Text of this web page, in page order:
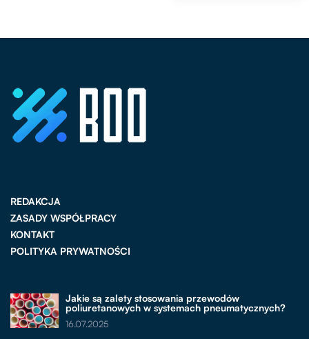
REDAKCJA
ZASADY WSPÓŁPRACY
KONTAKT
POLITYKA PRYWATNOŚCI
Jakie są zalety stosowania przewodów
poliuretanowych w systemach pneumatycznych?
16.07.2025